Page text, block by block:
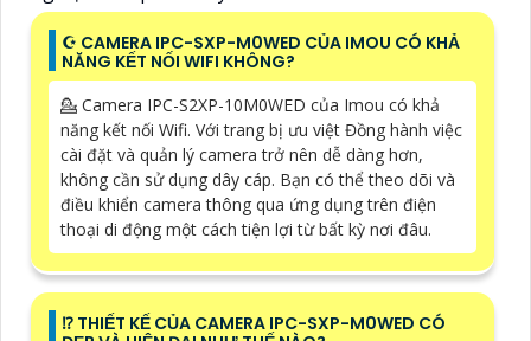
☪ CAMERA IPC-SXP-M0WED CỦA IMOU CÓ KHẢ
NĂNG KẾT NỐI WIFI KHÔNG?
💁 Camera IPC-S2XP-10M0WED của Imou có khả
năng kết nối Wifi. Với trang bị ưu việt Đồng hành việc
cài đặt và quản lý camera trở nên dễ dàng hơn,
không cần sử dụng dây cáp. Bạn có thể theo dõi và
điều khiển camera thông qua ứng dụng trên điện
thoại di động một cách tiện lợi từ bất kỳ nơi đâu.
⁉️ THIẾT KẾ CỦA CAMERA IPC-SXP-M0WED CÓ